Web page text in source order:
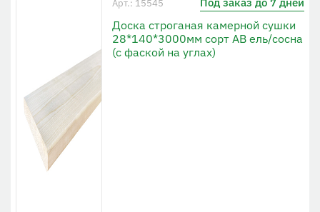
Арт.: 15545
Доска строганая камерной сушки
28*140*3000мм сорт АВ ель/сосна
(с фаской на углах)